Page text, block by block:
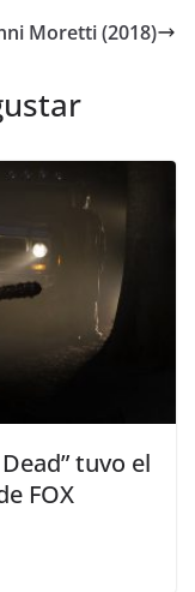
Moretti (2018)
tuvo el
FOX